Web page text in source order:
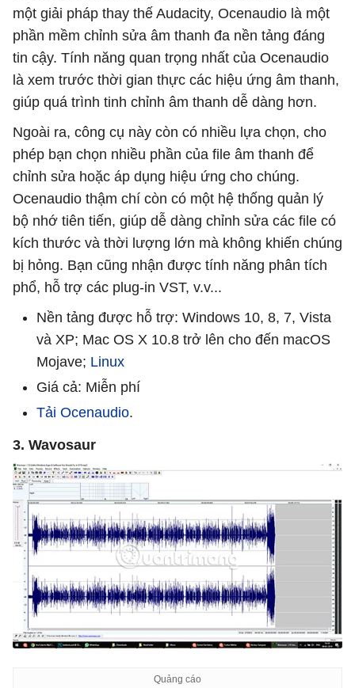
một giải pháp thay thế Audacity, Ocenaudio là một
phần mềm chỉnh sửa âm thanh đa nền tảng đáng
tin cậy. Tính năng quan trọng nhất của Ocenaudio
là xem trước thời gian thực các hiệu ứng âm thanh,
giúp quá trình tinh chỉnh âm thanh dễ dàng hơn.
Ngoài ra, công cụ này còn có nhiều lựa chọn, cho
phép bạn chọn nhiều phần của file âm thanh để
chỉnh sửa hoặc áp dụng hiệu ứng cho chúng.
Ocenaudio thậm chí còn có một hệ thống quản lý
bộ nhớ tiên tiến, giúp dễ dàng chỉnh sửa các file có
kích thước và thời lượng lớn mà không khiến chúng
bị hỏng. Bạn cũng nhận được tính năng phân tích
phổ, hỗ trợ các plug-in VST, v.v...
Nền tảng được hỗ trợ: Windows 10, 8, 7, Vista
và XP; Mac OS X 10.8 trở lên cho đến macOS
Mojave; Linux
Giá cả: Miễn phí
Tải Ocenaudio.
3. Wavosaur